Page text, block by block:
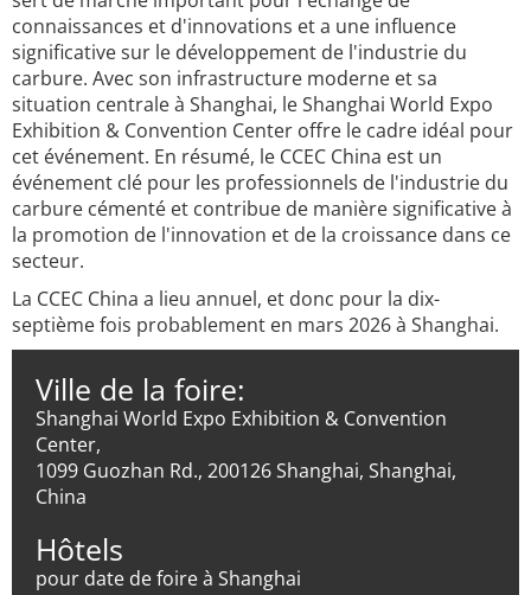
connaissances et d'innovations et a une influence
significative sur le développement de l'industrie du
carbure. Avec son infrastructure moderne et sa
situation centrale à Shanghai, le Shanghai World Expo
Exhibition & Convention Center offre le cadre idéal pour
cet événement. En résumé, le CCEC China est un
événement clé pour les professionnels de l'industrie du
carbure cémenté et contribue de manière significative à
la promotion de l'innovation et de la croissance dans ce
secteur.
La CCEC China a lieu annuel, et donc pour la dix-
septième fois probablement en mars 2026 à Shanghai.
Ville de la foire:
Shanghai World Expo Exhibition & Convention
Center,
1099 Guozhan Rd., 200126 Shanghai, Shanghai,
China
Hôtels
pour date de foire à Shanghai